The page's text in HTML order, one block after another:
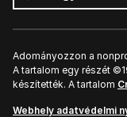
Adományozzon a
A tartalom egy részét
készítették. A tartalom
Webhely adatvédelmi